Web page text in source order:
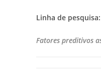
Linha de pesquisa:
Fatores preditivos